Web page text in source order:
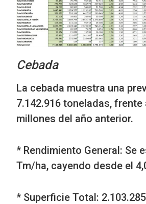
Cebada
La cebada muestra una
7.142.916 toneladas, frente
millones del año anterior.
* Rendimiento General: Se
Tm/ha, cayendo desde el
* Superficie Total: